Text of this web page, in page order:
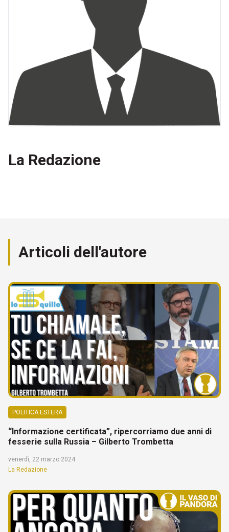
La Redazione
Articoli dell'autore
POLITICA ESTERA
“Informazione certificata”, ripercorriamo due anni di
fesserie sulla Russia – Gilberto Trombetta
venerdì, 22 marzo 2024
La Redazione